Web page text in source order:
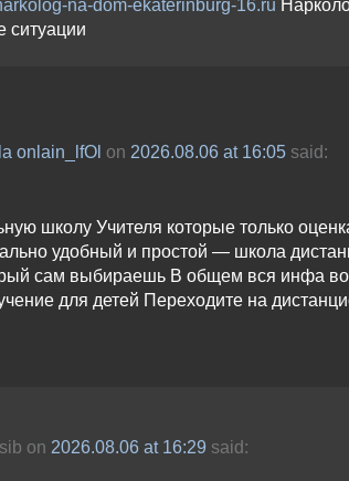
na-dom-ekaterinburg-16.ru
ситуации
onlain_lfOl on 2026.08.06 at 16:05 said:
школу Учителя которые только
удобный и простой — школа
сам выбираешь В общем вся инфа
для детей Переходите на
on 2026.08.06 at 16:29 said: